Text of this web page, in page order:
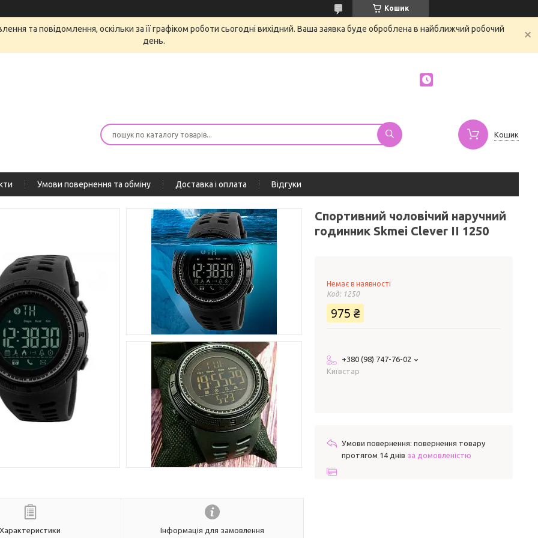
Кошик
та повідомлення, оскільки за її графіком роботи сьогодні вихідний. Ваша заявка буде оброблена в найближчий робочий
день.
Кошик
Умови повернення та обміну Доставка і оплата Відгуки
Характеристики Інформація для замовлення
Спортивний чоловічий наручний
годинник Skmei Clever II 1250
Немає в наявності
Код: 1250
975 ₴
+380 (98) 747-76-02
Київстар
повернення товару
протягом 14 днів за домовленістю